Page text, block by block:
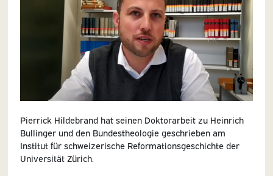
Pierrick Hildebrand hat seinen Doktorarbeit zu Heinrich
Bullinger und den Bundestheologie geschrieben am
Institut für schweizerische Reformationsgeschichte der
Universität Zürich.